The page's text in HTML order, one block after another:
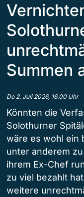
Summen
Do 2. Juli 2026, 16.00 Uhr
Könnten die
Solothurner
wäre es wohl ein
unter anderem
ihrem Ex-Chef
zu viel bezahlt
weitere